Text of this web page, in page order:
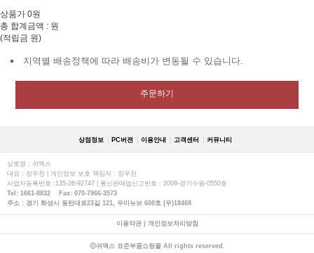
상품가 0원
총 합계금액 : 원
(적립금 원)
지역별 배송정책에 따라 배송비가 변동될 수 있습니다.
주문하기
상점정보 PC버젼 이용안내 고객센터 커뮤니티
상호명 : 쉬멕스
대표 : 장우천 | 개인정보 보호 책임자 : 장우천
사업자등록번호 :135-26-92747 | 통신판매업신고번호 : 2009-경기수원-0550호
Tel: 1661-8832 Fax: 070-7966-3573
주소 : 경기 화성시 동탄대로23길 121, 우미뉴브 608호 (우)18468
이용약관| 개인정보처리방침
ⓒ쉬멕스 표준부품쇼핑몰 All rights reserved.